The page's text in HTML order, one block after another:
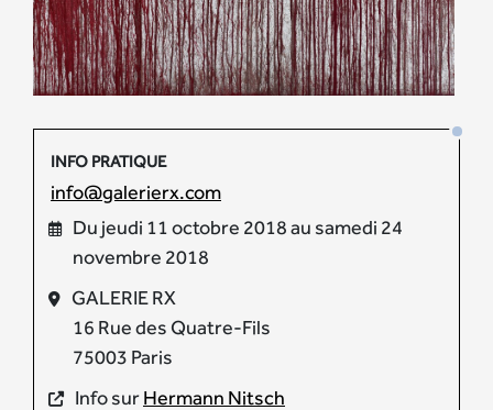
INFO PRATIQUE
info@galerierx.com
Du jeudi 11 octobre 2018 au samedi 24
novembre 2018
GALERIE RX
16 Rue des Quatre-Fils
75003 Paris
Info surHermann Nitsch